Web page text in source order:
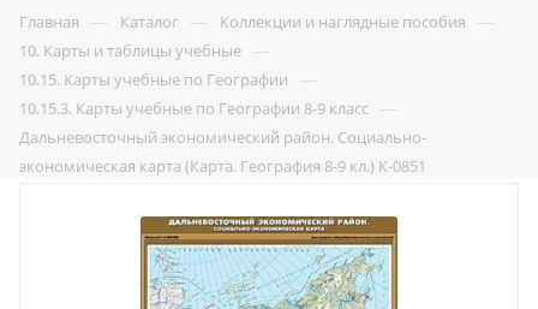
Главная — Каталог — Коллекции и наглядные пособия —
10. Карты и таблицы учебные —
10.15. Карты учебные по Географии —
10.15.3. Карты учебные по Географии 8-9 класс —
Дальневосточный экономический район. Социально-
экономическая карта (Карта. География 8-9 кл.) К-0851